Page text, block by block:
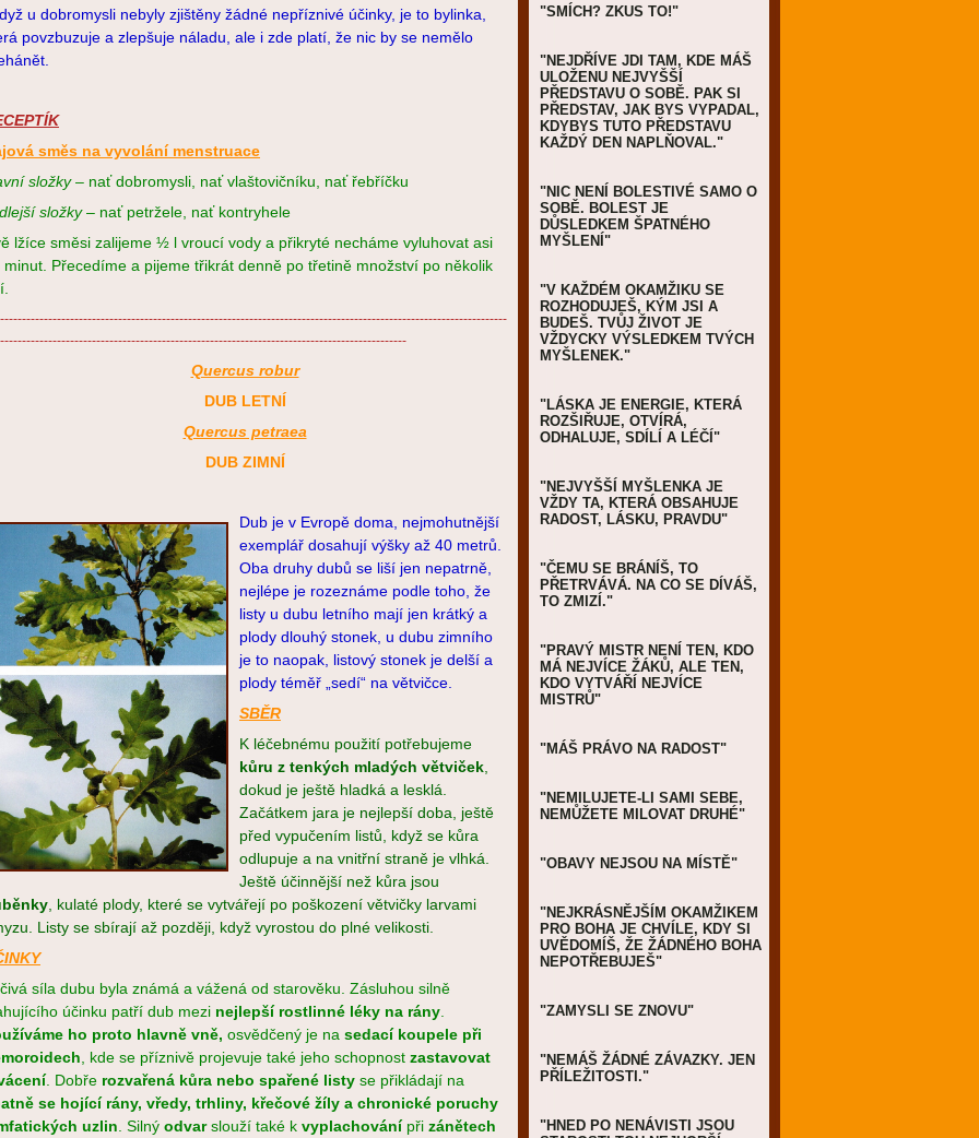
u dobromysli nebyly zjištěny žádné nepříznivé účinky, je to bylinka,
povzbuzuje a zlepšuje náladu, ale i zde platí, že nic by se nemělo
směs na vyvolání menstruace
složky– nať dobromysli, nať vlaštovičníku, nať řebříčku
složky– nať petržele, nať kontryhele
lžíce směsi zalijeme ½ l vroucí vody a přikryté necháme vyluhovat asi
minut. Přecedíme a pijeme třikrát denně po třetině množství po několik
Quercus robur
DUB LETNÍ
Quercus petraea
DUB ZIMNÍ
Dub je v Evropě doma, nejmohutnější
exemplář dosahují výšky až 40 metrů.
Oba druhy dubů se liší jen nepatrně,
nejlépe je rozeznáme podle toho, že
listy u dubu letního mají jen krátký a
plody dlouhý stonek, u dubu zimního
je to naopak, listový stonek je delší a
plody téměř „sedí“ na větvičce.
SBĚR
K léčebnému použití potřebujeme
kůru z tenkých mladých větviček
dokud je ještě hladká a lesklá.
Začátkem jara je nejlepší doba, ještě
před vypučením listů, když se kůra
odlupuje a na vnitřní straně je vlhká.
Ještě účinnější než kůra jsou
, kulaté plody, které se vytvářejí po poškození větvičky larvami
Listy se sbírají až později, když vyrostou do plné velikosti.
síla dubu byla známá a vážená od starověku. Zásluhou silně
účinku patří dub mezi nejlepší rostlinné léky na rány
ho proto hlavně vně, osvědčený je na sedací koupele při
, kde se příznivě projevuje také jeho schopnost zastavovat
. Dobře rozvařená kůra nebo spařené listy se přikládají na
se hojící rány, vředy, trhliny, křečové žíly a chronické poruchy
uzlin . Silný odvarslouží také k vyplachování při zánětech
"SMÍCH? ZKUS TO!"
"NEJDŘÍVE JDI TAM, KDE MÁŠ
ULOŽENU NEJVYŠŠÍ
PŘEDSTAVU O SOBĚ. PAK SI
PŘEDSTAV, JAK BYS VYPADAL,
KDYBYS TUTO PŘEDSTAVU
KAŽDÝ DEN NAPLŇOVAL."
"NIC NENÍ BOLESTIVÉ SAMO O
SOBĚ. BOLEST JE
DŮSLEDKEM ŠPATNÉHO
MYŠLENÍ"
"V KAŽDÉM OKAMŽIKU SE
ROZHODUJEŠ, KÝM JSI A
BUDEŠ. TVŮJ ŽIVOT JE
VŽDYCKY VÝSLEDKEM TVÝCH
MYŠLENEK."
"LÁSKA JE ENERGIE, KTERÁ
ROZŠIŘUJE, OTVÍRÁ,
ODHALUJE, SDÍLÍ A LÉČÍ"
"NEJVYŠŠÍ MYŠLENKA JE
VŽDY TA, KTERÁ OBSAHUJE
RADOST, LÁSKU, PRAVDU"
"ČEMU SE BRÁNÍŠ, TO
PŘETRVÁVÁ. NA CO SE DÍVÁŠ,
TO ZMIZÍ."
"PRAVÝ MISTR NENÍ TEN, KDO
MÁ NEJVÍCE ŽÁKŮ, ALE TEN,
KDO VYTVÁŘÍ NEJVÍCE
MISTRŮ"
"MÁŠ PRÁVO NA RADOST"
"NEMILUJETE-LI SAMI SEBE,
NEMŮŽETE MILOVAT DRUHÉ"
"OBAVY NEJSOU NA MÍSTĚ"
"NEJKRÁSNĚJŠÍM OKAMŽIKEM
PRO BOHA JE CHVÍLE, KDY SI
UVĚDOMÍŠ, ŽE ŽÁDNÉHO BOHA
NEPOTŘEBUJEŠ"
"ZAMYSLI SE ZNOVU"
"NEMÁŠ ŽÁDNÉ ZÁVAZKY. JEN
PŘÍLEŽITOSTI."
"HNED PO NENÁVISTI JSOU